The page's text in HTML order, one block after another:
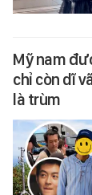
Mỹ nam
chỉ còn dĩ
là trùm